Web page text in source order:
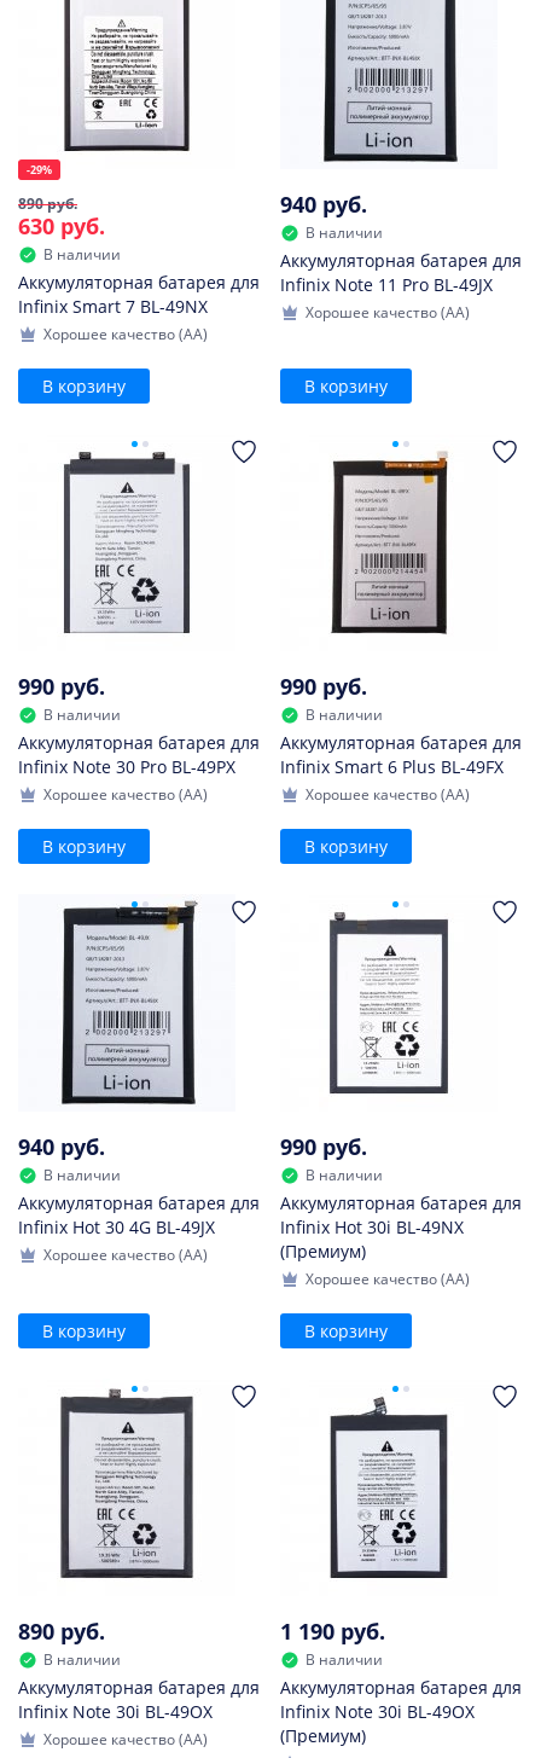
-29%
890 руб.
630 руб.
В наличии
Аккумуляторная батарея для
Infinix Smart 7 BL-49NX
Хорошее качество (AA)
В корзину
940 руб.
В наличии
Аккумуляторная батарея для
Infinix Note 11 Pro BL-49JX
Хорошее качество (AA)
В корзину
990 руб.
В наличии
Аккумуляторная батарея для
Infinix Note 30 Pro BL-49PX
Хорошее качество (AA)
В корзину
990 руб.
В наличии
Аккумуляторная батарея для
Infinix Smart 6 Plus BL-49FX
Хорошее качество (AA)
В корзину
940 руб.
В наличии
Аккумуляторная батарея для
Infinix Hot 30 4G BL-49JX
Хорошее качество (AA)
В корзину
990 руб.
В наличии
Аккумуляторная батарея для
Infinix Hot 30i BL-49NX
(Премиум)
Хорошее качество (AA)
В корзину
890 руб.
В наличии
Аккумуляторная батарея для
Infinix Note 30i BL-49OX
Хорошее качество (AA)
1 190 руб.
В наличии
Аккумуляторная батарея для
Infinix Note 30i BL-49OX
(Премиум)